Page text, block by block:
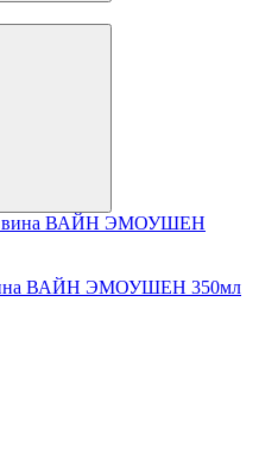
вина ВАЙН ЭМОУШЕН 350мл